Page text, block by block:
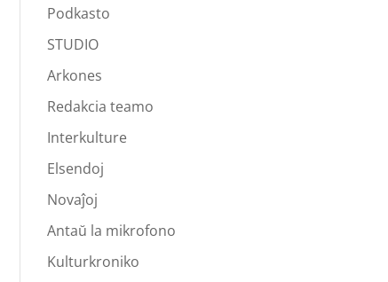
Podkasto
STUDIO
Arkones
Redakcia teamo
Interkulture
Elsendoj
Novaĵoj
Antaŭ la mikrofono
Kulturkroniko